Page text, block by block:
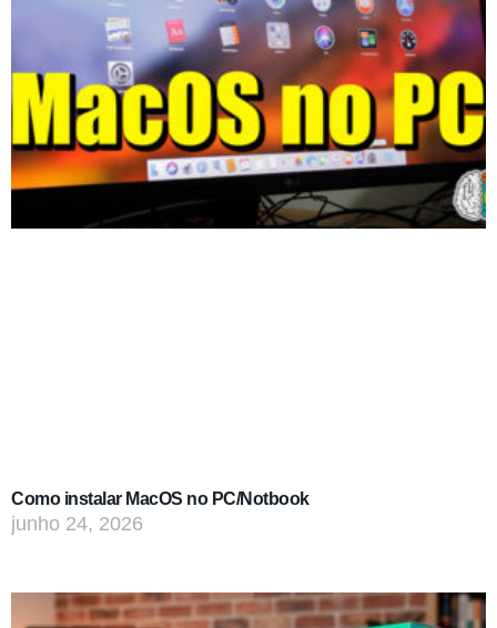
Como instalar MacOS no PC/Notbook
junho 24, 2026